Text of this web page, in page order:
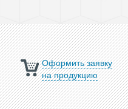
Оформить заявку
на продукцию